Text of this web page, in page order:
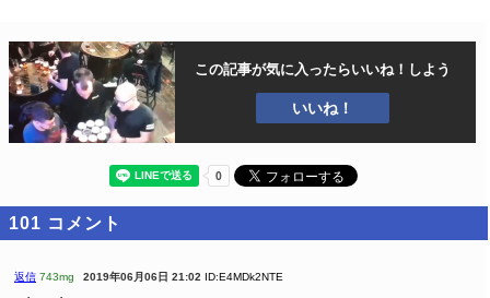
この記事が気に入ったらいいね！しよう
いいね！
101 コメント
返信 743mg 2019年06月06日 21:02 ID:E4MDk2NTE